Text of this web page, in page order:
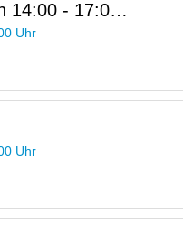
14:00 - 17:00
Uhr
Uhr